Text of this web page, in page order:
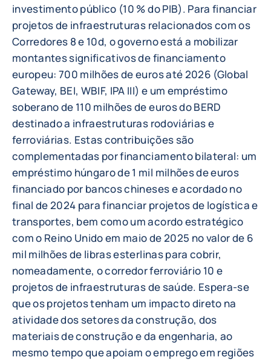
investimento público (10 % do PIB). Para financiar
projetos de infraestruturas relacionados com os
Corredores 8 e 10d, o governo está a mobilizar
montantes significativos de financiamento
europeu: 700 milhões de euros até 2026 (Global
Gateway, BEI, WBIF, IPA III) e um empréstimo
soberano de 110 milhões de euros do BERD
destinado a infraestruturas rodoviárias e
ferroviárias. Estas contribuições são
complementadas por financiamento bilateral: um
empréstimo húngaro de 1 mil milhões de euros
financiado por bancos chineses e acordado no
final de 2024 para financiar projetos de logística e
transportes, bem como um acordo estratégico
com o Reino Unido em maio de 2025 no valor de 6
mil milhões de libras esterlinas para cobrir,
nomeadamente, o corredor ferroviário 10 e
projetos de infraestruturas de saúde. Espera-se
que os projetos tenham um impacto direto na
atividade dos setores da construção, dos
materiais de construção e da engenharia, ao
mesmo tempo que apoiam o emprego em regiões